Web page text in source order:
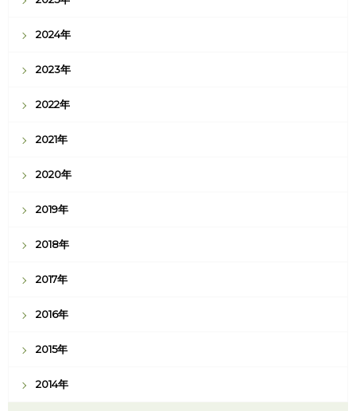
2024年
2023年
2022年
2021年
2020年
2019年
2018年
2017年
2016年
2015年
2014年